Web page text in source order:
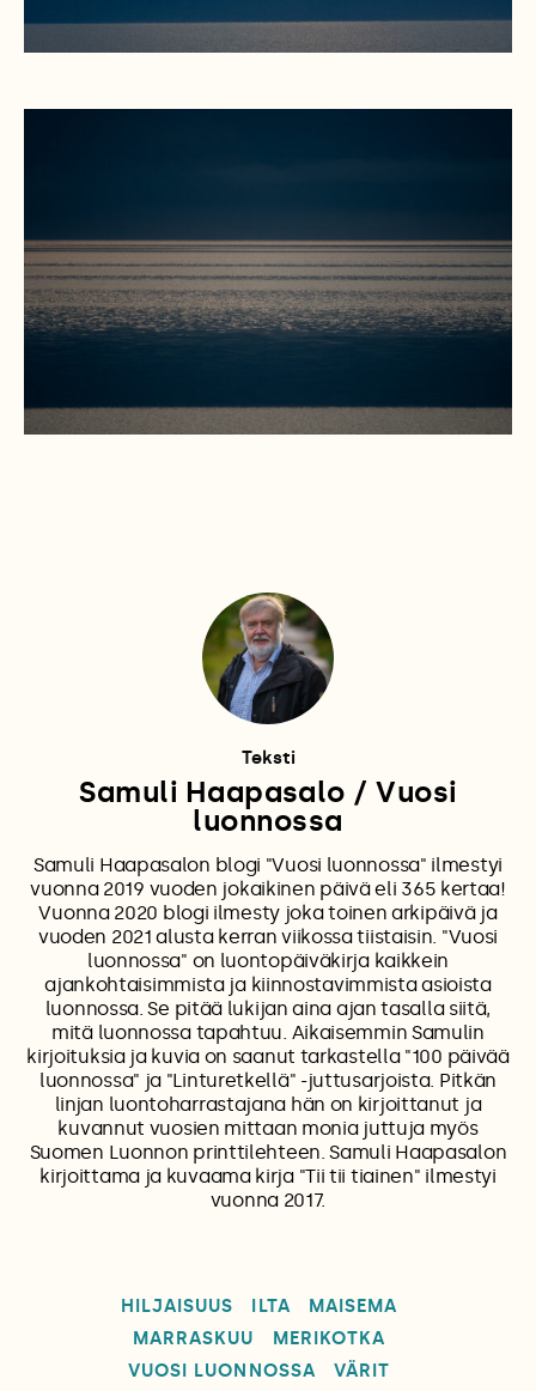
Teksti
Samuli Haapasalo / Vuosi
luonnossa
Samuli Haapasalon blogi "Vuosi luonnossa" ilmestyi
vuonna 2019 vuoden jokaikinen päivä eli 365 kertaa!
Vuonna 2020 blogi ilmesty joka toinen arkipäivä ja
vuoden 2021 alusta kerran viikossa tiistaisin. "Vuosi
luonnossa" on luontopäiväkirja kaikkein
ajankohtaisimmista ja kiinnostavimmista asioista
luonnossa. Se pitää lukijan aina ajan tasalla siitä,
mitä luonnossa tapahtuu. Aikaisemmin Samulin
kirjoituksia ja kuvia on saanut tarkastella "100 päivää
luonnossa" ja "Linturetkellä" -juttusarjoista. Pitkän
linjan luontoharrastajana hän on kirjoittanut ja
kuvannut vuosien mittaan monia juttuja myös
Suomen Luonnon printtilehteen. Samuli Haapasalon
kirjoittama ja kuvaama kirja "Tii tii tiainen" ilmestyi
vuonna 2017.
HILJAISUUS ILTA
MAISEMA
MARRASKUU
MERIKOTKA
VUOSI LUONNOSSA
VÄRIT